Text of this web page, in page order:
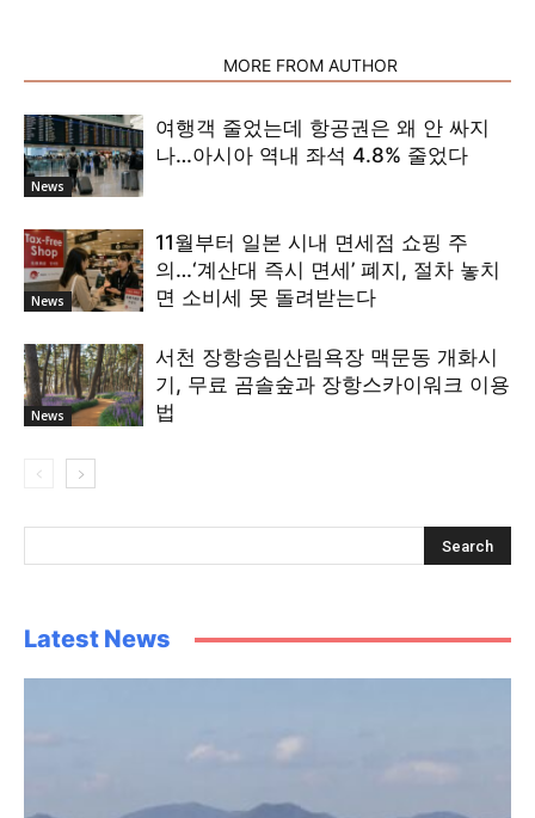
MORE FROM AUTHOR
News
여행객 줄었는데 항공권은 왜 안 싸지
나…아시아 역내 좌석 4.8% 줄었다
News
11월부터 일본 시내 면세점 쇼핑 주
의…‘계산대 즉시 면세’ 폐지, 절차 놓치
면 소비세 못 돌려받는다
News
서천 장항송림산림욕장 맥문동 개화시
기, 무료 곰솔숲과 장항스카이워크 이용
법
Latest News